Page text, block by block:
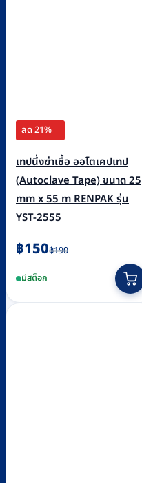
ลด 21%
เทปนึ่งฆ่าเชื้อ ออโตเคปเทป
(Autoclave Tape) ขนาด 25
mm x 55 m RENPAK รุ่น
YST-2555
฿190
Original
was:
฿190.
฿150
Current
is:
฿150.
มีสต็อก